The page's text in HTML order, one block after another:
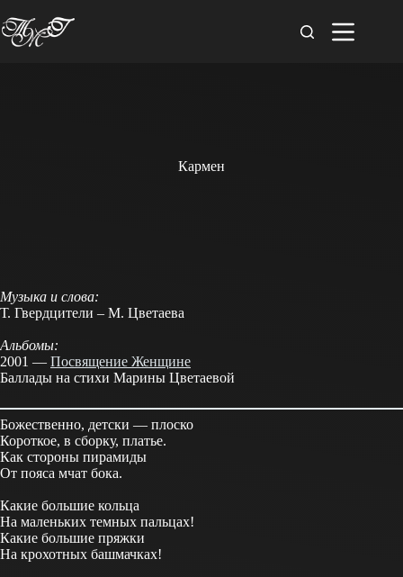
к
сути
Кармен
Музыка и слова:
Т. Гвердцители – М. Цветаева
Альбомы:
2001 — Посвящение Женщине
Баллады на стихи Марины Цветаевой
Божественно, детски — плоско
Короткое, в сборку, платье.
Как стороны пирамиды
От пояса мчат бока.
Какие большие кольца
На маленьких темных пальцах!
Какие большие пряжки
На крохотных башмачках!